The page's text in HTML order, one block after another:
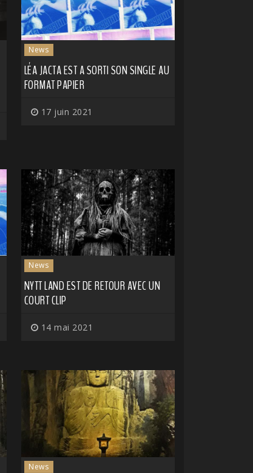
News
LÉA JACTA EST A SORTI SON SINGLE AU
FORMAT PAPIER
17 juin 2021
News
NYTT LAND EST DE RETOUR AVEC UN
COURT CLIP
14 mai 2021
News